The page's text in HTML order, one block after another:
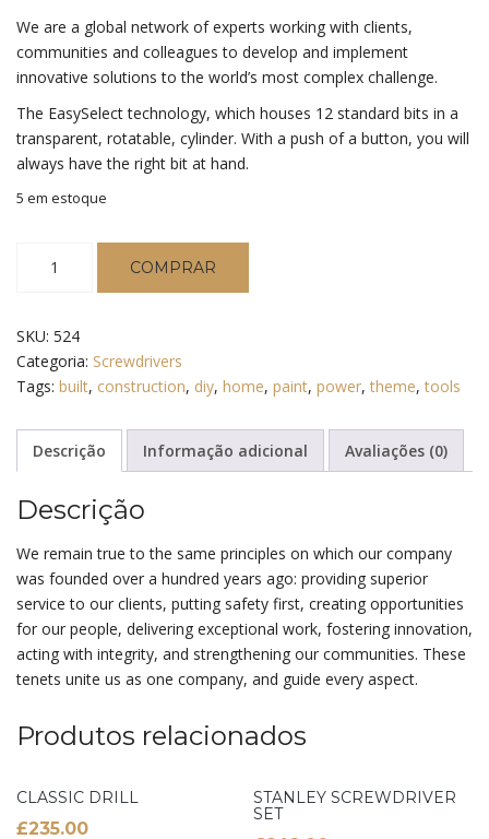
We are a global network of experts working with clients,
communities and colleagues to develop and implement
innovative solutions to the world’s most complex challenge.
The EasySelect technology, which houses 12 standard bits in a
transparent, rotatable, cylinder. With a push of a button, you will
always have the right bit at hand.
5 em estoque
Screwdriver
COMPRAR
SKU: 524
Categoria: Screwdrivers
Tags: built, construction, diy, home, paint, power,theme,tools
Descrição Informação adicional Avaliações (0)
Descrição
We remain true to the same principles on which our company
was founded over a hundred years ago: providing superior
service to our clients, putting safety first, creating opportunities
for our people, delivering exceptional work, fostering innovation,
acting with integrity, and strengthening our communities. These
tenets unite us as one company, and guide every aspect.
Produtos relacionados
CLASSIC DRILL
£235.00
STANLEY SCREWDRIVER
SET